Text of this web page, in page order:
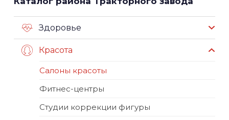
Здоровье
Красота
Салоны красоты
Фитнес-центры
Студии коррекции фигуры